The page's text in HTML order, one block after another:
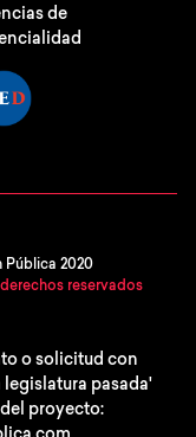
de
Pública 2020
reservados
o solicitud con
pasada'
proyecto: